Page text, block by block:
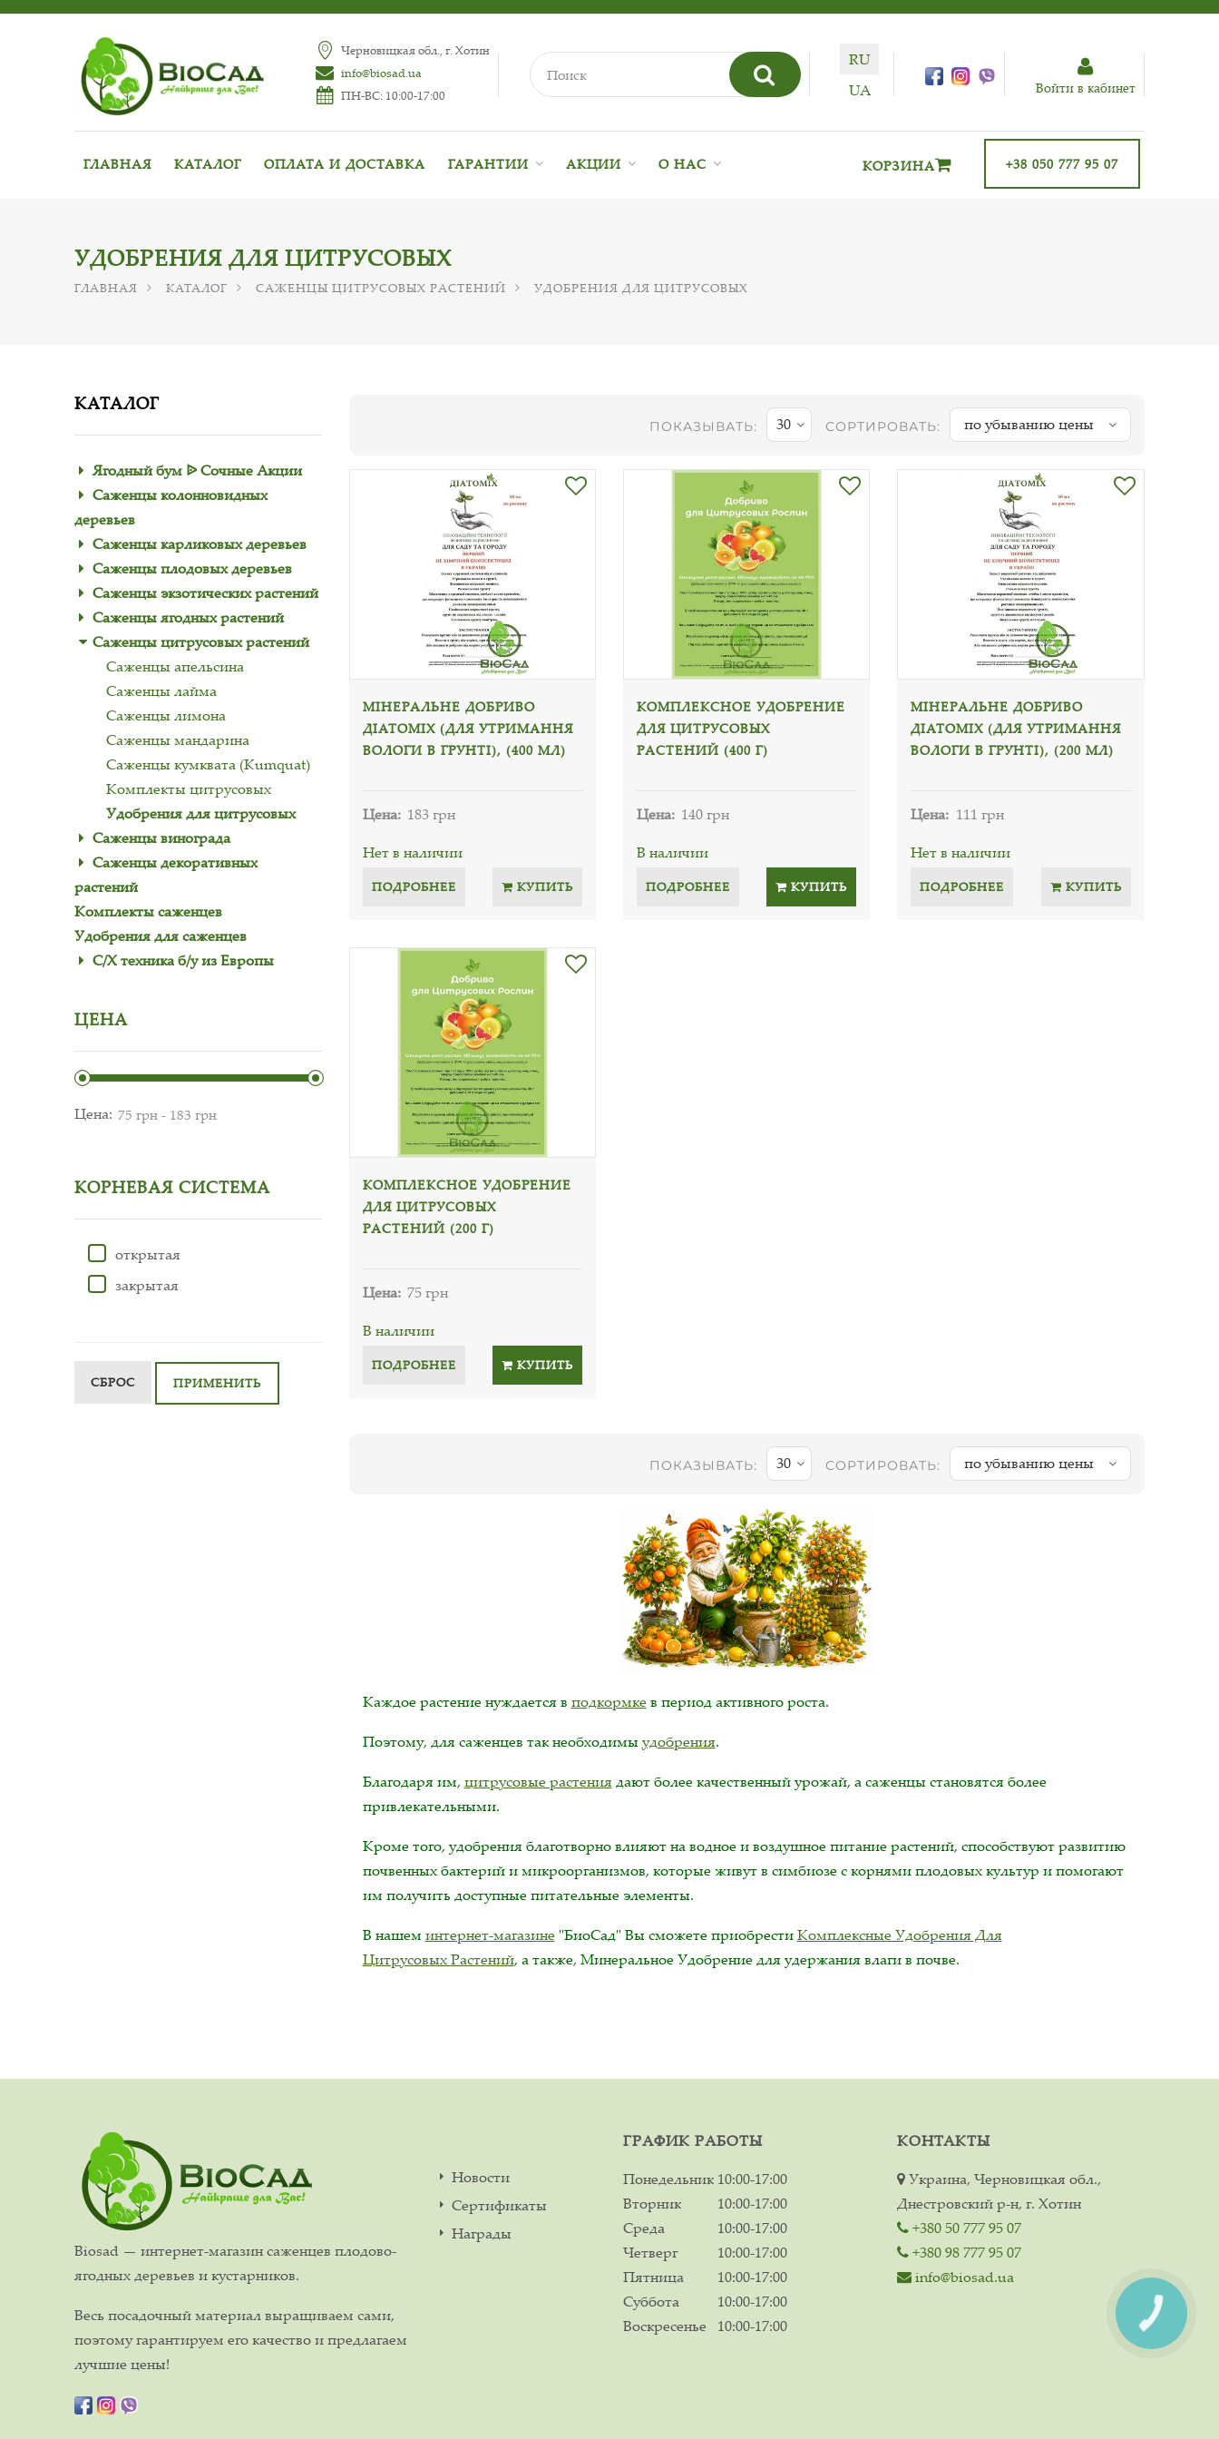
Черновицкая обл., г. Хотин
info@biosad.ua
ПН-ВС: 10:00-17:00
RU
UA
Войти в кабинет
ГЛАВНАЯ КАТАЛОГ ОПЛАТА И ДОСТАВКА ГАРАНТИИ АКЦИИ О НАС +38 050 777 95 07
КОРЗИНА
УДОБРЕНИЯ ДЛЯ ЦИТРУСОВЫХ
ГЛАВНАЯ КАТАЛОГ САЖЕНЦЫ ЦИТРУСОВЫХ РАСТЕНИЙ УДОБРЕНИЯ ДЛЯ ЦИТРУСОВЫХ
КАТАЛОГ
Ягодный бум ᐉ Сочные Акции
Саженцы колонновидных
деревьев
Саженцы карликовых деревьев
Саженцы плодовых деревьев
Саженцы экзотических растений
Саженцы ягодных растений
Саженцы цитрусовых растений
Саженцы апельсина
Саженцы лайма
Саженцы лимона
Саженцы мандарина
Саженцы кумквата (Kumquat)
Комплекты цитрусовых
Удобрения для цитрусовых
Саженцы винограда
Саженцы декоративных
растений
Комплекты саженцев
Удобрения для саженцев
С/Х техника б/у из Европы
ЦЕНА
Цена:
КОРНЕВАЯ СИСТЕМА
открытая
закрытая
СБРОС ПРИМЕНИТЬ
ПОКАЗЫВАТЬ: 30 СОРТИРОВАТЬ: по убыванию цены
МІНЕРАЛЬНЕ ДОБРИВО
ДІАТОМІХ (ДЛЯ УТРИМАННЯ
ВОЛОГИ В ГРУНТІ), (400 МЛ)
Цена: 183 грн
Нет в наличии
ПОДРОБНЕЕ КУПИТЬ
КОМПЛЕКСНОЕ УДОБРЕНИЕ
ДЛЯ ЦИТРУСОВЫХ
РАСТЕНИЙ (400 Г)
Цена: 140 грн
В наличии
ПОДРОБНЕЕ КУПИТЬ
МІНЕРАЛЬНЕ ДОБРИВО
ДІАТОМІХ (ДЛЯ УТРИМАННЯ
ВОЛОГИ В ГРУНТІ), (200 МЛ)
Цена: 111 грн
Нет в наличии
ПОДРОБНЕЕ КУПИТЬ
КОМПЛЕКСНОЕ УДОБРЕНИЕ
ДЛЯ ЦИТРУСОВЫХ
РАСТЕНИЙ (200 Г)
Цена: 75 грн
В наличии
ПОДРОБНЕЕ КУПИТЬ
ПОКАЗЫВАТЬ: 30 СОРТИРОВАТЬ: по убыванию цены
Каждое растение нуждается в подкормке в период активного роста.
Поэтому, для саженцев так необходимы удобрения.
Благодаря им, цитрусовые растения дают более качественный урожай, а саженцы становятся более
привлекательными.
Кроме того, удобрения благотворно влияют на водное и воздушное питание растений, способствуют развитию
почвенных бактерий и микроорганизмов, которые живут в симбиозе с корнями плодовых культур и помогают
им получить доступные питательные элементы.
В нашем интернет-магазине "БиоСад" Вы сможете приобрестиКомплексные Удобрения Для
Цитрусовых Растений, а также, Минеральное Удобрение для удержания влаги в почве.
Biosad — интернет-магазин саженцев плодово-
ягодных деревьев и кустарников.
Весь посадочный материал выращиваем сами,
поэтому гарантируем его качество и предлагаем
лучшие цены!
Новости
Сертификаты
Награды
ГРАФИК РАБОТЫ
Понедельник 10:00-17:00
Вторник
10:00-17:00
Среда
10:00-17:00
Четверг
10:00-17:00
Пятница
10:00-17:00
Суббота
10:00-17:00
Воскресенье
10:00-17:00
КОНТАКТЫ
Украина, Черновицкая обл.,
Днестровский р-н, г. Хотин
+380 50 777 95 07
+380 98 777 95 07
info@biosad.ua